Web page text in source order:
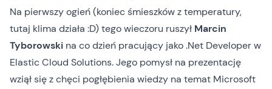
Na pierwszy ogień (koniec śmieszków z temperatury,
tutaj klima działa :D) tego wieczoru ruszył Marcin
Tyborowski na co dzień pracujący jako .Net Developer w
Elastic Cloud Solutions. Jego pomysł na prezentację
wziął się z chęci pogłębienia wiedzy na temat Microsoft